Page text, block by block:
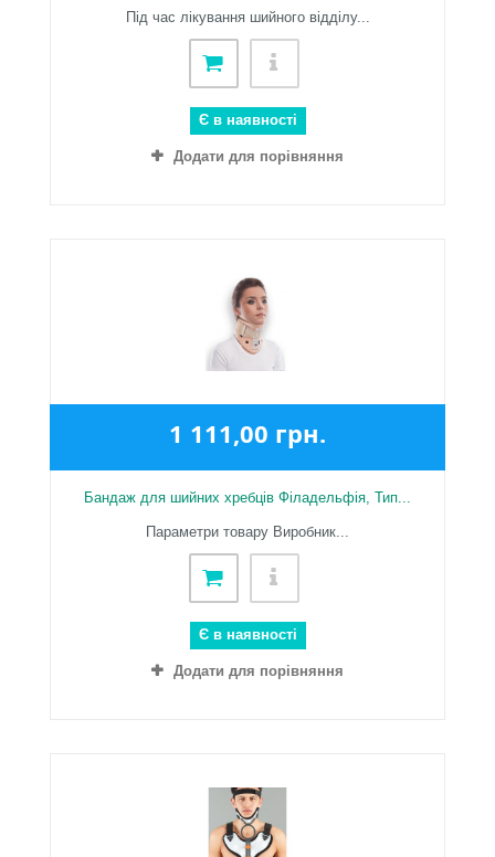
Під час лікування шийного відділу...
Є в наявності
Додати для порівняння
1 111,00 грн.
Бандаж для шийних хребців Філадельфія, Тип...
Параметри товару Виробник...
Є в наявності
Додати для порівняння